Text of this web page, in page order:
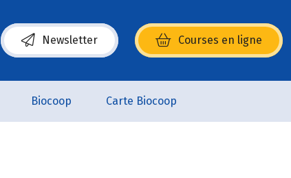
Newsletter Courses en ligne
(s’ouvre dans une nouvelle fenêtre)
Biocoop Carte Biocoop